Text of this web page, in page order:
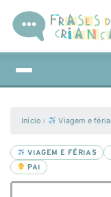
Início › Viagem e
VIAGEM E FÉRIAS
PAI